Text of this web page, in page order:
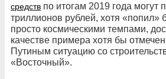
средств по итогам 2019 года могут
триллионов рублей, хотя «попил»
просто космическими темпами,
качестве примера хотя бы
Путиным ситуацию со
«Восточный».